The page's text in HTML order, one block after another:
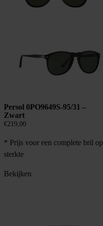
Persol 0PO9649S-95/31 –
Zwart
€219,00
* Prijs voor een complete bril op
sterkte
Bekijken